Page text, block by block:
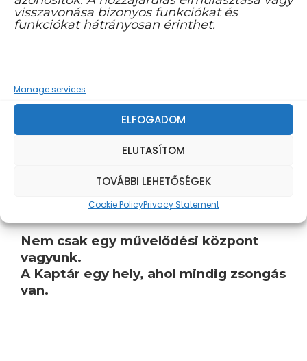
visszavonása bizonyos funkciókat és
funkciókat hátrányosan érinthet.
Manage services
ELFOGADOM
ELUTASÍTOM
TOVÁBBI LEHETŐSÉGEK
Cookie PolicyPrivacy Statement
Nem csak egy művelődési központ
vagyunk.
A Kaptár egy hely, ahol mindig zsongás
van.